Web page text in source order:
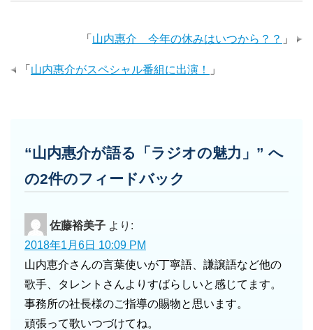
「 山内惠介 今年の休みはいつから？？ 」
「 山内惠介がスペシャル番組に出演！ 」
“山内惠介が語る「ラジオの魅力」” へ
の2件のフィードバック
佐藤裕美子 より:
2018年1月6日 10:09 PM
山内恵介さんの言葉使いが丁寧語、謙譲語など他の
歌手、タレントさんよりすばらしいと感じてます。
事務所の社長様のご指導の賜物と思います。
頑張って歌いつづけてね。